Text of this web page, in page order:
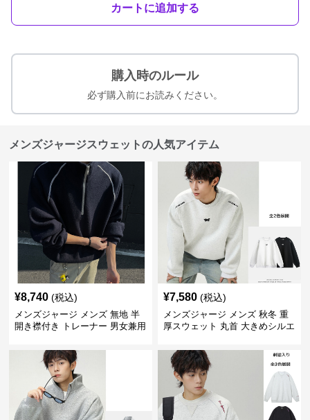
カートに追加する
購入時のルール
必ず購入前にお読みください。
メンズジャージスウェットの人気アイテム
¥8,740 (税込)
メンズジャージ メンズ 無地 半
開き襟付き トレーナー 男女兼用
¥7,580 (税込)
メンズジャージ メンズ 秋冬 重
厚スウェット 丸首 大きめシルエ